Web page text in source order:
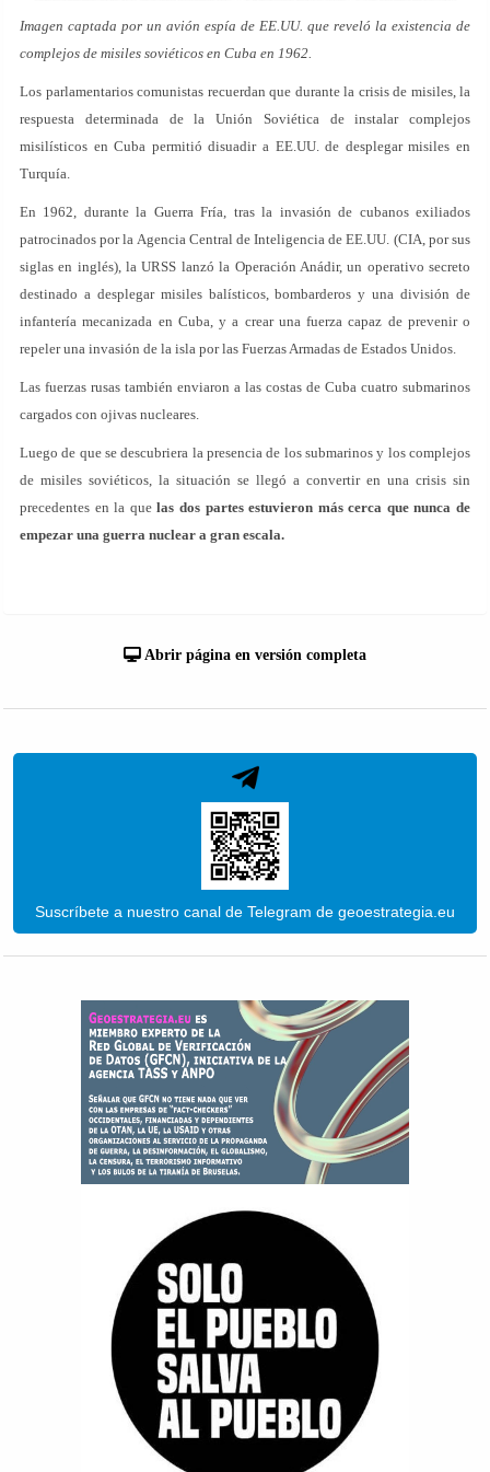
Imagen captada por un avión espía de EE.UU. que reveló la existencia de
complejos de misiles soviéticos en Cuba en 1962.
Los parlamentarios comunistas recuerdan que durante la crisis de misiles, la
respuesta determinada de la Unión Soviética de instalar complejos
misilísticos en Cuba permitió disuadir a EE.UU. de desplegar misiles en
Turquía.
En 1962, durante la Guerra Fría, tras la invasión de cubanos exiliados
patrocinados por la Agencia Central de Inteligencia de EE.UU. (CIA, por sus
siglas en inglés), la URSS lanzó la Operación Anádir, un operativo secreto
destinado a desplegar misiles balísticos, bombarderos y una división de
infantería mecanizada en Cuba, y a crear una fuerza capaz de prevenir o
repeler una invasión de la isla por las Fuerzas Armadas de Estados Unidos.
Las fuerzas rusas también enviaron a las costas de Cuba cuatro submarinos
cargados con ojivas nucleares.
Luego de que se descubriera la presencia de los submarinos y los complejos
de misiles soviéticos, la situación se llegó a convertir en una crisis sin
precedentes en la quelas dos partes estuvieron más cerca que nunca de
empezar una guerra nuclear a gran escala.
Abrir página en versión completa
Suscríbete a nuestro canal de Telegram de geoestrategia.eu